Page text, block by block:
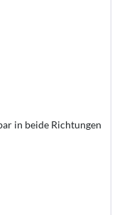
in beide Richtungen